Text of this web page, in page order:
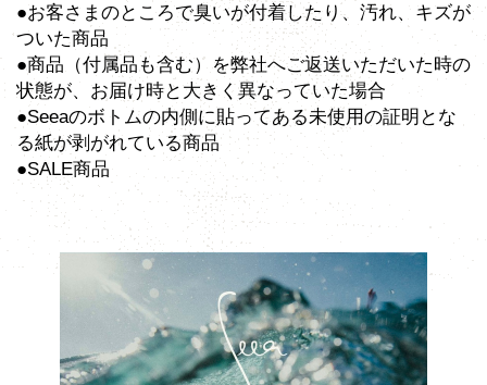
●お客さまのところで臭いが付着したり、汚れ、キズが
ついた商品
●商品（付属品も含む）を弊社へご返送いただいた時の
状態が、お届け時と大きく異なっていた場合
●Seeaのボトムの内側に貼ってある未使用の証明とな
る紙が剥がれている商品
●SALE商品